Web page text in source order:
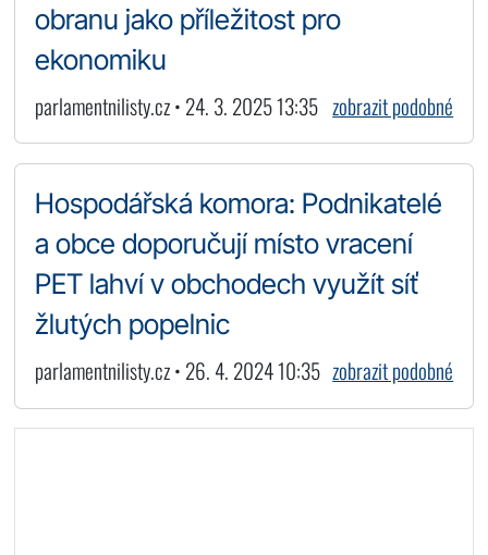
obranu jako příležitost pro
ekonomiku
parlamentnilisty.cz • 24. 3. 2025 13:35 zobrazit podobné
Hospodářská komora: Podnikatelé
a obce doporučují místo vracení
PET lahví v obchodech využít síť
žlutých popelnic
parlamentnilisty.cz • 26. 4. 2024 10:35 zobrazit podobné